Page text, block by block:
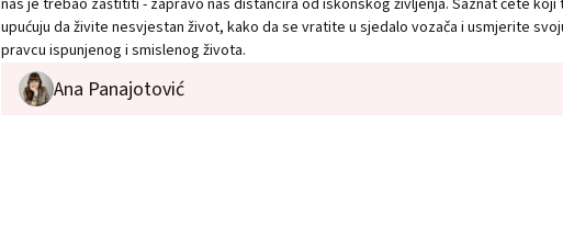
nas je trebao zaštititi - zapravo nas distancira od iskonskog življenja. Saznat ćete koji
upućuju da živite nesvjestan život, kako da se vratite u sjedalo vozača i usmjerite
pravcu ispunjenog i smislenog života.
Ana Panajotović